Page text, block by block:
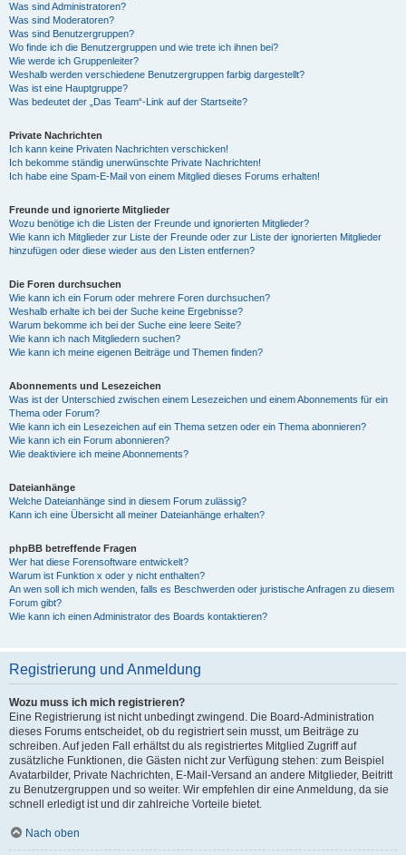
Was sind Administratoren?
Was sind Moderatoren?
Was sind Benutzergruppen?
Wo finde ich die Benutzergruppen und wie trete ich ihnen bei?
Wie werde ich Gruppenleiter?
Weshalb werden verschiedene Benutzergruppen farbig dargestellt?
Was ist eine Hauptgruppe?
Was bedeutet der „Das Team“-Link auf der Startseite?
Private Nachrichten
Ich kann keine Privaten Nachrichten verschicken!
Ich bekomme ständig unerwünschte Private Nachrichten!
Ich habe eine Spam-E-Mail von einem Mitglied dieses Forums erhalten!
Freunde und ignorierte Mitglieder
Wozu benötige ich die Listen der Freunde und ignorierten Mitglieder?
Wie kann ich Mitglieder zur Liste der Freunde oder zur Liste der ignorierten Mitglieder
hinzufügen oder diese wieder aus den Listen entfernen?
Die Foren durchsuchen
Wie kann ich ein Forum oder mehrere Foren durchsuchen?
Weshalb erhalte ich bei der Suche keine Ergebnisse?
Warum bekomme ich bei der Suche eine leere Seite?
Wie kann ich nach Mitgliedern suchen?
Wie kann ich meine eigenen Beiträge und Themen finden?
Abonnements und Lesezeichen
Was ist der Unterschied zwischen einem Lesezeichen und einem Abonnements für ein
Thema oder Forum?
Wie kann ich ein Lesezeichen auf ein Thema setzen oder ein Thema abonnieren?
Wie kann ich ein Forum abonnieren?
Wie deaktiviere ich meine Abonnements?
Dateianhänge
Welche Dateianhänge sind in diesem Forum zulässig?
Kann ich eine Übersicht all meiner Dateianhänge erhalten?
phpBB betreffende Fragen
Wer hat diese Forensoftware entwickelt?
Warum ist Funktion x oder y nicht enthalten?
An wen soll ich mich wenden, falls es Beschwerden oder juristische Anfragen zu diesem
Forum gibt?
Wie kann ich einen Administrator des Boards kontaktieren?
Registrierung und Anmeldung
Wozu muss ich mich registrieren?
Eine Registrierung ist nicht unbedingt zwingend. Die Board-Administration
dieses Forums entscheidet, ob du registriert sein musst, um Beiträge zu
schreiben. Auf jeden Fall erhältst du als registriertes Mitglied Zugriff auf
zusätzliche Funktionen, die Gästen nicht zur Verfügung stehen: zum Beispiel
Avatarbilder, Private Nachrichten, E-Mail-Versand an andere Mitglieder, Beitritt
zu Benutzergruppen und so weiter. Wir empfehlen dir eine Anmeldung, da sie
schnell erledigt ist und dir zahlreiche Vorteile bietet.
Nach oben